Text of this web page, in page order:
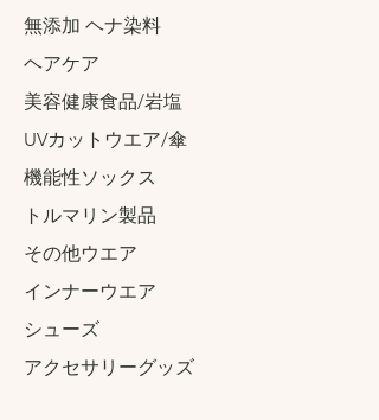
無添加 ヘナ染料
ヘアケア
美容健康食品/岩塩
UVカットウエア/傘
機能性ソックス
トルマリン製品
その他ウエア
インナーウエア
​シューズ
アクセサリーグッズ